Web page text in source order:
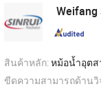
Weifang
สินค้าหลัก:หม้อน้ำอุตสาหกรรม , หม้อน้ำเครื่องกำเนิดไฟฟ้า , ท่อฟินท
ขีดความสามารถด้าน